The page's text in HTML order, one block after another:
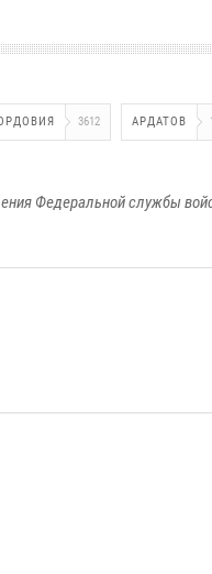
3612 АРДАТОВ
Федеральной службы